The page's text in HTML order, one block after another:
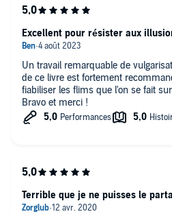
Un travail remarquable de
de ce livre est fortement
fiabiliser les flims que l'on se fait
Bravo et merci !
Excellent pour résister aux
Terrible que je ne puisses le